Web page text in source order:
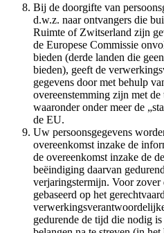
Bij de doorgifte van
d.w.z. naar ontvangers die
Ruimte of Zwitserland zijn
de Europese Commissie
bieden (derde landen die
bieden), geeft de
gegevens door met behulp
overeenstemming zijn met
waaronder onder meer de
de EU.
Uw persoonsgegevens
overeenkomst inzake de
de overeenkomst inzake de
beëindiging daarvan
verjaringstermijn. Voor
gebaseerd op het
gedurende de tijd die nodig